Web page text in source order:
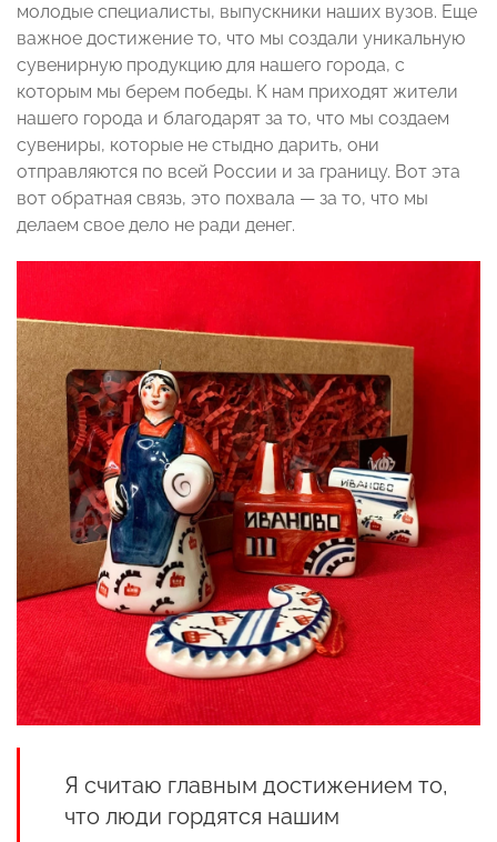
молодые специалисты, выпускники наших вузов. Еще
важное достижение то, что мы создали уникальную
сувенирную продукцию для нашего города, с
которым мы берем победы. К нам приходят жители
нашего города и благодарят за то, что мы создаем
сувениры, которые не стыдно дарить, они
отправляются по всей России и за границу. Вот эта
вот обратная связь, это похвала — за то, что мы
делаем свое дело не ради денег.
Я считаю главным достижением то,
что люди гордятся нашим